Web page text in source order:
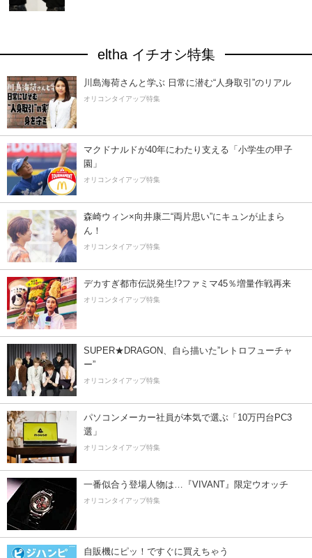
eltha イチオシ特集
川島海荷さんと学ぶ 日常に潜む“人身取引”のリアル
オリコンタイアップ特集
マクドナルドが40年にわたり支える「小学生の甲子
園」
オリコンタイアップ特集
森崎ウィン×向井康二“両片思い”にキュンが止まら
ん！
オリコンタイアップ特集
デカすぎ都市伝説発生!?ファミマ45％増量作戦再来
オリコンタイアップ特集
SUPER★DRAGON、自ら描いた”レトロフューチャ
ー”
オリコンタイアップ特集
パソコンメーカー社員が本気で選ぶ「10万円台PC3
選」
オリコンタイアップ特集
一番似合う登場人物は…『VIVANT』限定ウオッチ
オリコンタイアップ特集
自販機にピッ！ですぐに買えちゃう